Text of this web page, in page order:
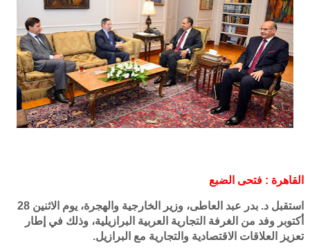
القاهرة : فتحى الضبع
استقبل د. بدر عبد العاطى، وزير الخارجية والهجرة، يوم الاثنين 28
أكتوبر وفد من الغرفة التجارية العربية البرازيلية، وذلك في إطار
تعزيز العلاقات الاقتصادية والتجارية مع البرازيل.